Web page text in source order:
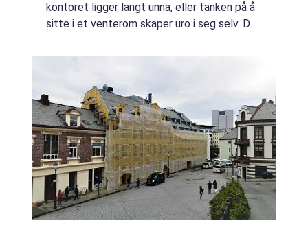
kontoret ligger langt unna, eller tanken på å
sitte i et venterom skaper uro i seg selv. Da
alternativ. Psykologhjelp på nett gir mulig...